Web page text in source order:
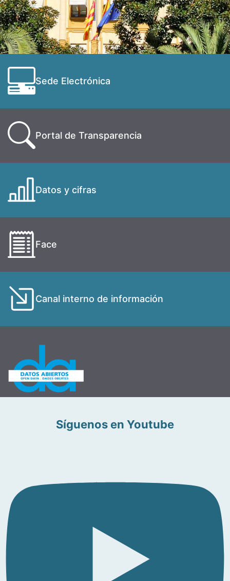
Sede Electrónica
Portal de Transparencia
Datos y cifras
Face
Canal interno de información
Síguenos en Youtube